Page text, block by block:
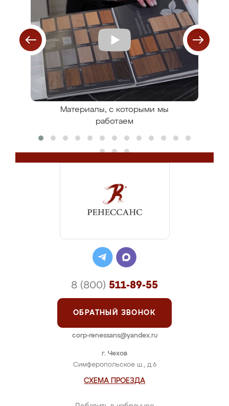
Материалы, с которыми мы
работаем
г. Чехов
Симферопольское ш., д.6
СХЕМА ПРОЕЗДА
8 (800) 511-89-55
ОБРАТНЫЙ ЗВОНОК
corp-renessans@yandex.ru